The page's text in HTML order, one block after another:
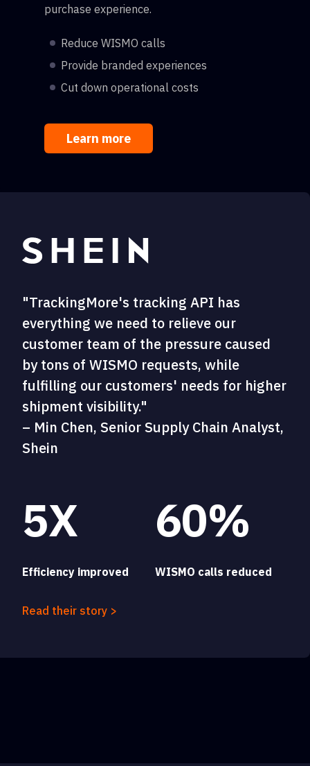
purchase experience.
Reduce WISMO calls
Provide branded experiences
Cut down operational costs
Learn more
"TrackingMore's tracking API has
everything we need to relieve our
customer team of the pressure caused
by tons of WISMO requests, while
fulfilling our customers' needs for higher
shipment visibility."
– Min Chen, Senior Supply Chain Analyst,
Shein
5X
Efficiency improved
60%
WISMO calls reduced
Read their story >